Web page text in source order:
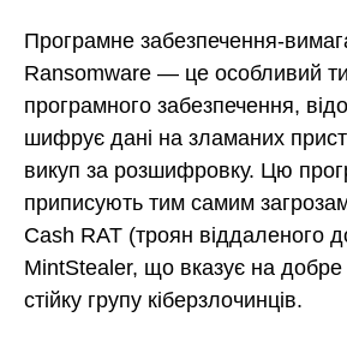
Програмне забезпечення-
Ransomware — це особливий
програмного забезпечення,
шифрує дані на зламаних
викуп за розшифровку. Цю
приписують тим самим
Cash RAT (троян віддаленого
MintStealer, що вказує на добре
стійку групу кіберзлочинців.